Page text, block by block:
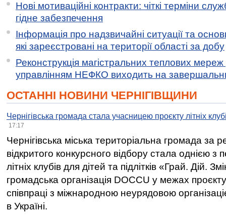
Нові мотиваційні контракти: чіткі терміни
гідне забезпечення
Інформація про надзвичайні ситуації та
які зареєстровані на території області за добу
Реконструкція магістральних теплових мереж
управлінням НЕФКО виходить на
ОСТАННІ НОВИНИ ЧЕРНІГІВЩИНИ
Чернігівська громада стала учасницею проєкту літніх
17:17
Чернігівська міська територіальна громада за
відкритого конкурсного відбору стала однією
літніх клубів для дітей та підлітків «Грай. Дій.
громадська організація DOCCU у межах
співпраці з міжнародною неурядовою
в Україні.